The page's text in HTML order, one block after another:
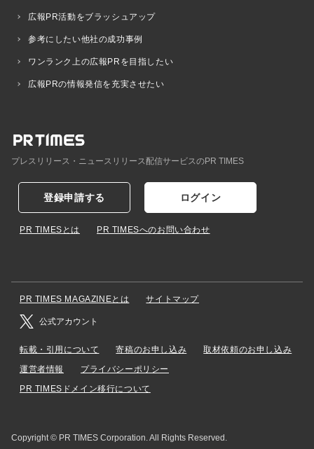
広報PR活動をブラッシュアップ
参考にしたい他社の成功事例
ワンランク上の広報PRを目指したい
広報PRの情報発信を充実させたい
プレスリリース・ニュースリリース配信サービスのPR TIMES
登録申請する ログイン
PR TIMESとは PR TIMESへのお問い合わせ
PR TIMES MAGAZINEとは サイトマップ
公式アカウント
転載・引用について 寄稿のお申し込み
取材依頼のお申し込み
運営者情報
プライバシーポリシー
PR TIMESドメイン移行について
Copyright © PR TIMES Corporation. All Rights Reserved.